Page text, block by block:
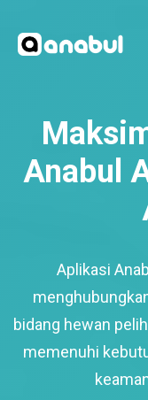
Anabul
Aplikasi
bidang hewan
memenuhi